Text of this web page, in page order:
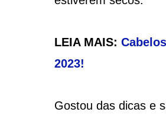
LEIA MAIS:
2023!
Gostou das dicas e